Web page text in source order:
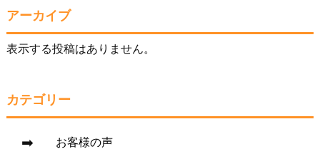
アーカイブ
表示する投稿はありません。
カテゴリー
お客様の声